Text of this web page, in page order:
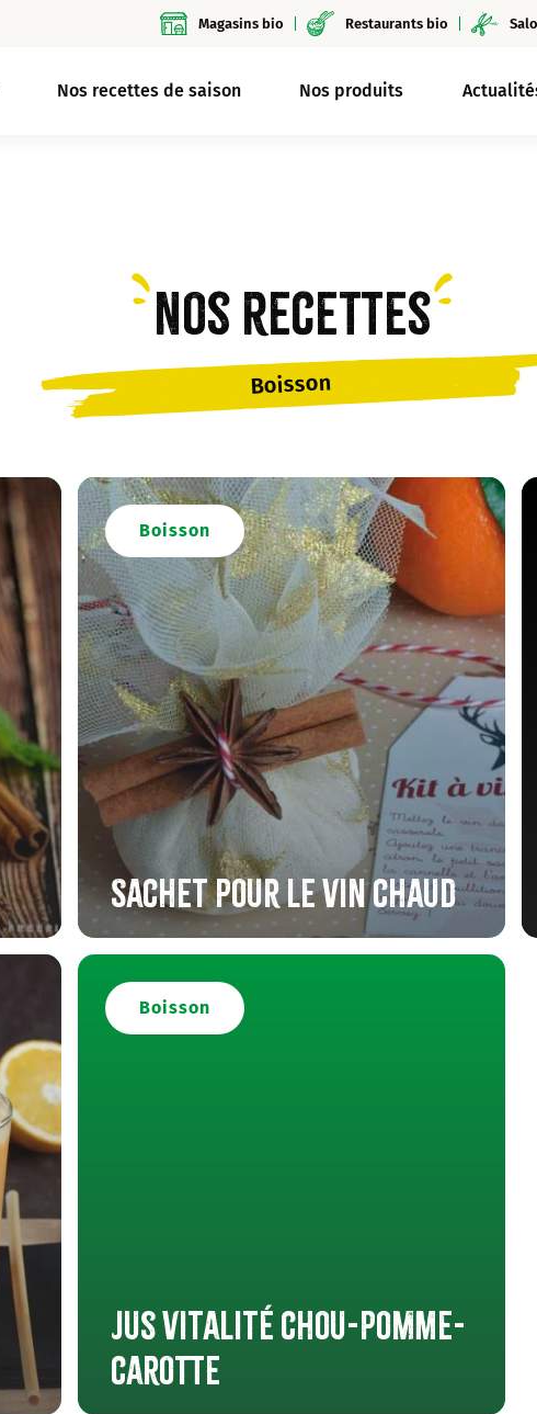
Magasins bio Restaurants bio
Nos recettes de saison Nos produits
Nos recettes
Boisson
Sachet pour le vin chaud
Boisson
Jus vitalité chou-pomme-
carotte
Boisson